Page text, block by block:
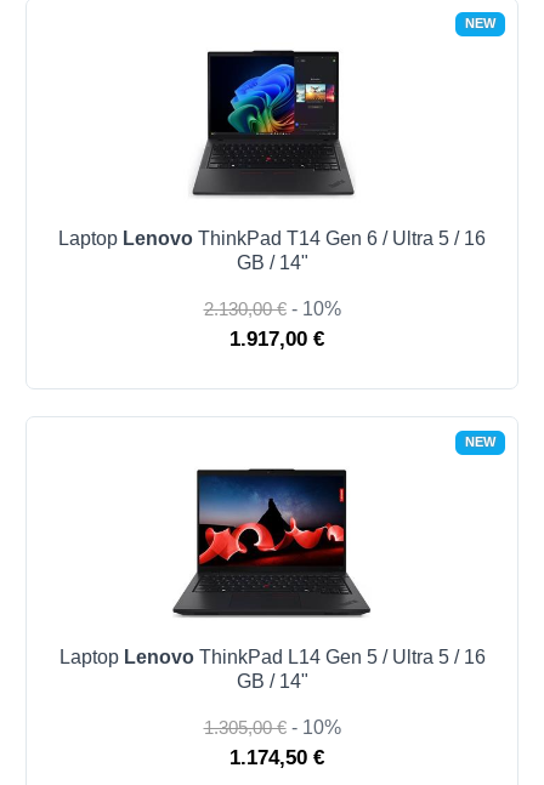
NEW
Laptop Lenovo ThinkPad T14 Gen 6 / Ultra 5 / 16
GB / 14"
2.130,00 € - 10%
1.917,00 €
NEW
Laptop LenovoThinkPad L14 Gen 5 / Ultra 5 / 16
GB / 14"
1.305,00 € - 10%
1.174,50 €